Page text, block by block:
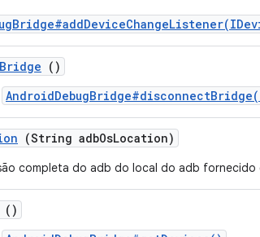
Bridge ()
(String adbOsLocation)
completa do adb do local do adb fornecido
()